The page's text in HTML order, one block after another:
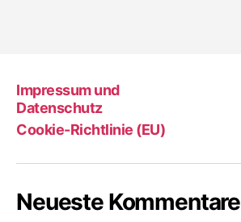
Impressum und
Datenschutz
Cookie-Richtlinie (EU)
Neueste Kommentare